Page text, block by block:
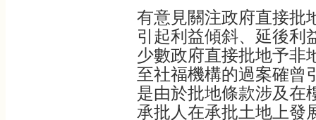
有意見關注政府直接批
引起利益傾斜、延後利
少數政府直接批地予非
至社福機構的過案確曾
是由於批地條款涉及在
承批人在承批土地上發